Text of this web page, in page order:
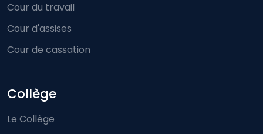
Cour du travail
Cour d'assises
Cour de cassation
Collège
Le Collège